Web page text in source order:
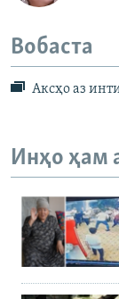
Вобаста
Аксҳо аз
Инҳо ҳам